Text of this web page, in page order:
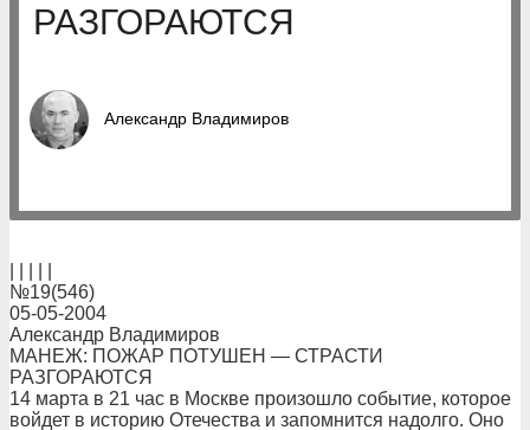
РАЗГОРАЮТСЯ
Александр Владимиров
№19(546)
05-05-2004
Александр Владимиров
МАНЕЖ: ПОЖАР ПОТУШЕН — СТРАСТИ
РАЗГОРАЮТСЯ
14 марта в 21 час в Москве произошло событие, которое
войдет в историю Отечества и запомнится надолго. Оно